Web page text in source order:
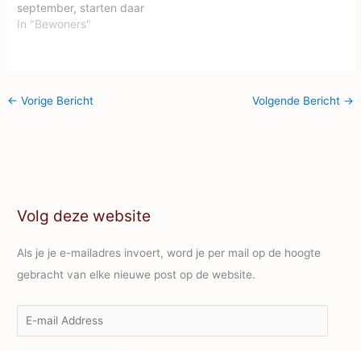
september, starten daar
de
In "Bewoners"
← Vorige Bericht Volgende Bericht →
Volg deze website
Als je je e-mailadres invoert, word je per mail op de hoogte
gebracht van elke nieuwe post op de website.
-